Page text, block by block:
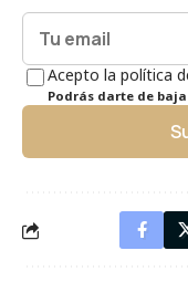
Acepto la política
Podrás darte de